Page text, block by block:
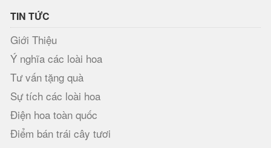
TIN TỨC
Giới Thiệu
Ý nghĩa các loài hoa
Tư vấn tặng quà
Sự tích các loài hoa
Điện hoa toàn quốc
Điểm bán trái cây tươi